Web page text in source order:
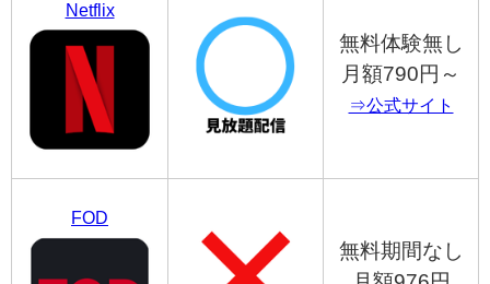
Netflix
無料体験無し
月額790円～
⇒公式サイト
FOD
無料期間なし